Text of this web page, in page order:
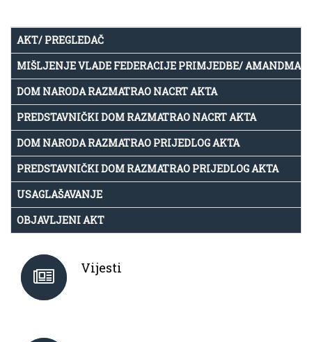
AKT/ PREGLEDAČ
MIŠLJENJE VLADE FEDERACIJE PRIMJEDBE/
DOM NARODA RAZMATRAO NACRT AKTA
PREDSTAVNIČKI DOM RAZMATRAO NACRT AKTA
DOM NARODA RAZMATRAO PRIJEDLOG AKTA
PREDSTAVNIČKI DOM RAZMATRAO PRIJEDLOG AKTA
USAGLAŠAVANJE
OBJAVLJENI AKT
Vijesti